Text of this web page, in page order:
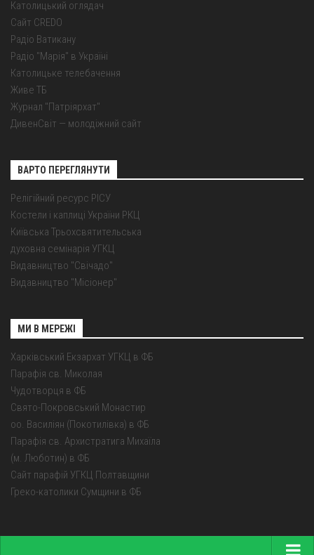
Католицький оглядач
Сайт CREDO
Радіо Ватикану
Радіо "Марія" в Україні
Католицьке телебачення
Живе ТБ
Журнал "Патріярхат"
ДивенСвіт — молодіжний сайт
ВАРТО ПЕРЕГЛЯНУТИ
Релігійний ресурс РІСУ
Костели і каплиці України РКЦ
Київська Трьохсвятительська
духовна семінарія УГКЦ
Видавництво "Свічадо"
Видавництво "Місіонер"
МИ В МЕРЕЖІ
Харківський Екзархат УГКЦ в ФБ
Парафія св. Миколая
Чудотворця в ФБ
Свято-Покровський Монастир
оо. Василіян (Покотилівка) в ФБ
Парафія св. Архистратига Михаїла
(м. Люботин) в ФБ
Сайт парафій УГКЦ Полтавщини
Греко-католики Сумщини в ФБ